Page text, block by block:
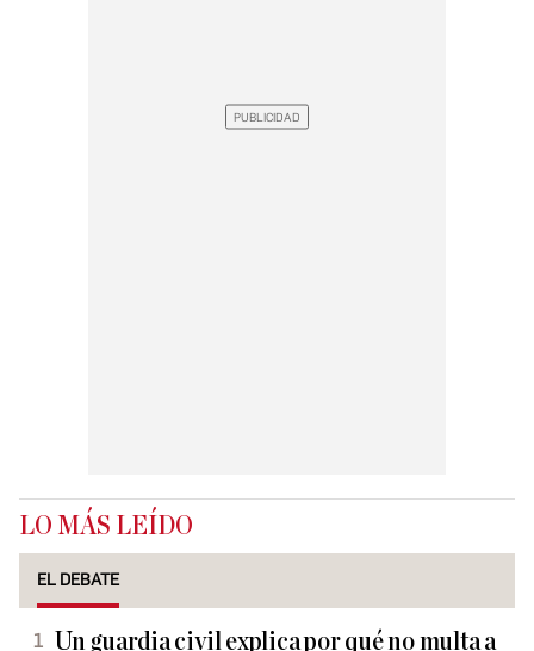
LO MÁS LEÍDO
EL DEBATE
Un guardia civil explica por qué no multa a